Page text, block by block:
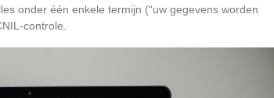
onder één enkele termijn (“uw gegevens worden
controle.